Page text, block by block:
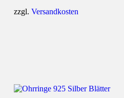
zzgl. Versandkosten